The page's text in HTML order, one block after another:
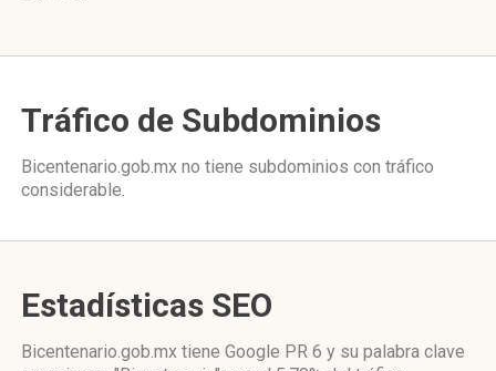
Tráfico de Subdominios
Bicentenario.gob.mx no tiene subdominios con tráfico
considerable.
Estadísticas SEO
Bicentenario.gob.mx tiene Google PR 6 y su palabra clave